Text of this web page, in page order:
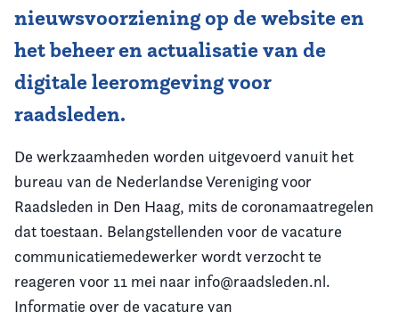
nieuwsvoorziening op de website en
het beheer en actualisatie van de
digitale leeromgeving voor
raadsleden.
De werkzaamheden worden uitgevoerd vanuit het
bureau van de Nederlandse Vereniging voor
Raadsleden in Den Haag, mits de coronamaatregelen
dat toestaan. Belangstellenden voor de vacature
communicatiemedewerker wordt verzocht te
reageren voor 11 mei naar info@raadsleden.nl.
Informatie over de vacature van